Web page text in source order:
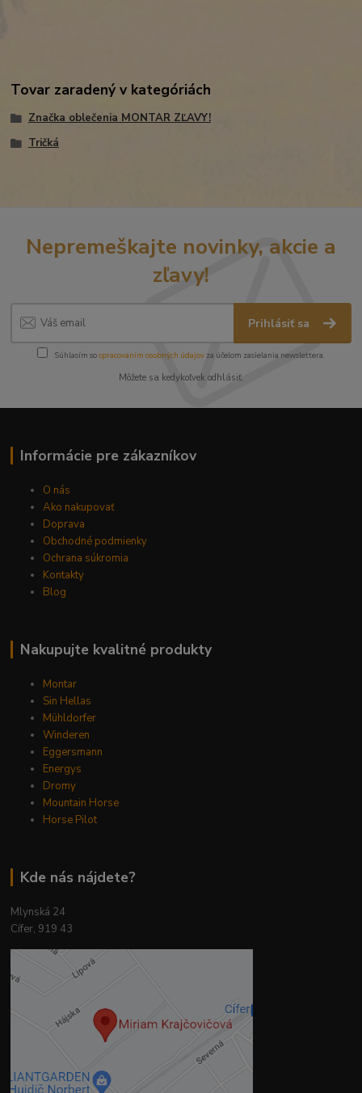
Tovar zaradený v kategóriách
Značka oblečenia MONTAR ZĽAVY!
Tričká
Nepremeškajte novinky, akcie a
zľavy!
Prihlásiť sa
Súhlasím sospracovaním osobných údajov za účelom zasielania newslettera.
Môžete sa kedykoľvek odhlásiť.
Informácie pre zákazníkov
O nás
Ako nakupovať
Doprava
Obchodné podmienky
Ochrana súkromia
Kontakty
Blog
Nakupujte kvalitné produkty
Montar
Sin Hellas
Mühldorfer
Winderen
Eggersmann
Energys
Dromy
Mountain Horse
Horse Pilot
Kde nás nájdete?
Mlynská 24
Cífer, 919 43